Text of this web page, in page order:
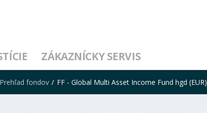
ZÁKAZNÍCKY SERVIS
Prehľad fondov FF - Global Multi Asset Income Fund hgd (EUR)